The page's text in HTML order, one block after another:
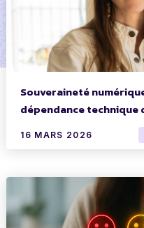
Souveraineté
dépendance technique
16 MARS 2026